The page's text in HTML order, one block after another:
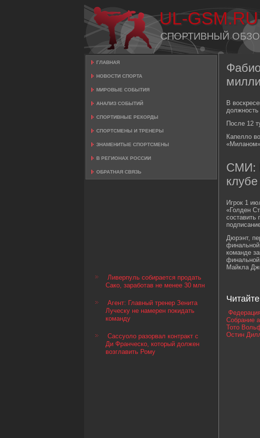
UL-GSM.RU
СПОРТИВНЫЙ
ГЛАВНАЯ
НОВОСТИ СПОРТА
МИРОВЫЕ СОБЫТИЯ
АНАЛИЗ СОБЫТИЙ
СПОРТИВНЫЕ РЕКОРДЫ
СПОРТСМЕНЫ И ТРЕНЕРЫ
ЗНАМЕНИТЫЕ СПОРТСМЕНЫ
В РЕГИОНАХ РОССИИ
ОБРАТНАЯ СВЯЗЬ
Ливерпуль собирается продать
Сако, заработав не менее 30 млн
Агент: Главный тренер Зенита
Луческу не намерен покидать
команду
Сассуоло разорвал контракт с
Ди Франческо, который должен
возглавить Рому
В
должность
После 12
Капелло
СМИ:
Игрок 1
«Голден
составить
Дюрэнт,
финальной
команде
финальной
Майкла
Собрание
Тото
Остин